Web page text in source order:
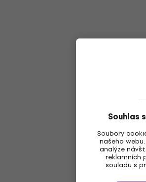
Souhlas
Soubory
našeho
analýze
reklamních
souladu s